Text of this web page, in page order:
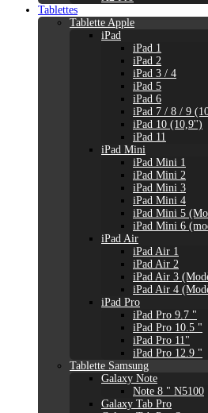
Tablettes
Tablette Apple
iPad
iPad 1
iPad 2
iPad 3 / 4
iPad 5
iPad 6
iPad 7 / 8 / 9
iPad 10 (10,9'')
iPad 11
iPad Mini
iPad Mini 1
iPad Mini 2
iPad Mini 3
iPad Mini 4
iPad Mini 5
iPad Mini 6
iPad Air
iPad Air 1
iPad Air 2
iPad Air 3
iPad Air 4
iPad Pro
iPad Pro 9.7 "
iPad Pro 10.5 "
iPad Pro 11"
iPad Pro 12.9 "
Tablette Samsung
Galaxy Note
Note 8 " N5100
Galaxy Tab Pro